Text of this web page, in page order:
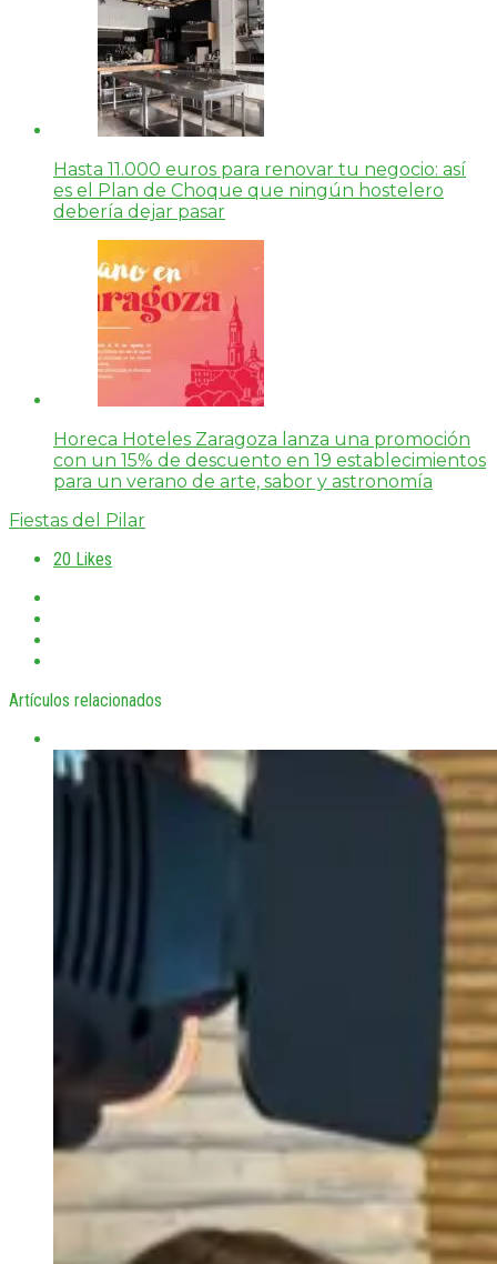
Hasta 11.000 euros para renovar tu negocio: así
es el Plan de Choque que ningún hostelero
debería dejar pasar
Horeca Hoteles Zaragoza lanza una promoción
con un 15% de descuento en 19 establecimientos
para un verano de arte, sabor y astronomía
Fiestas del Pilar
20 Likes
Artículos relacionados